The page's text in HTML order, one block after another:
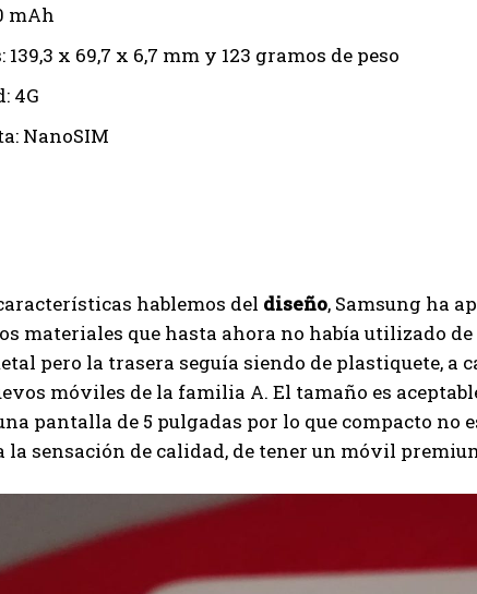
mAh
x 69,7 x 6,7 mm y 123 gramos de peso
4G
NanoSIM
hablemos del diseño, Samsung ha
materiales que hasta ahora no había utilizado
pero la trasera seguía siendo de plastiquete, a
móviles de la familia A. El tamaño es
pantalla de 5 pulgadas por lo que compacto no
la sensación de calidad, de tener un móvil